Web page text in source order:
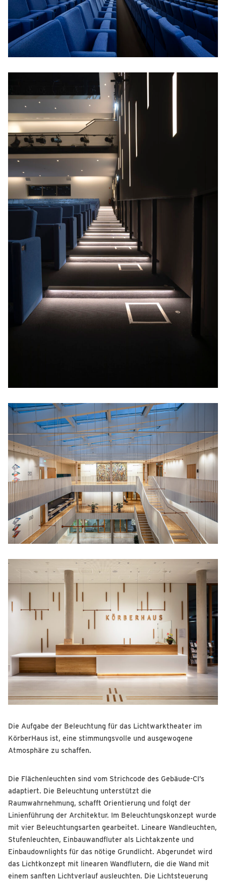
Die Aufgabe der Beleuchtung für das Lichtwarktheater im
KörberHaus ist, eine stimmungsvolle und ausgewogene
Atmosphäre zu schaffen.
Die Flächenleuchten sind vom Strichcode des Gebäude-CI’s
adaptiert. Die Beleuchtung unterstützt die
Raumwahrnehmung, schafft Orientierung und folgt der
Linienführung der Architektur. Im Beleuchtungskonzept wurde
mit vier Beleuchtungsarten gearbeitet. Lineare Wandleuchten,
Stufenleuchten, Einbauwandfluter als Lichtakzente und
Einbaudownlights für das nötige Grundlicht. Abgerundet wird
das Lichtkonzept mit linearen Wandflutern, die die Wand mit
einem sanften Lichtverlauf ausleuchten. Die Lichtsteuerung